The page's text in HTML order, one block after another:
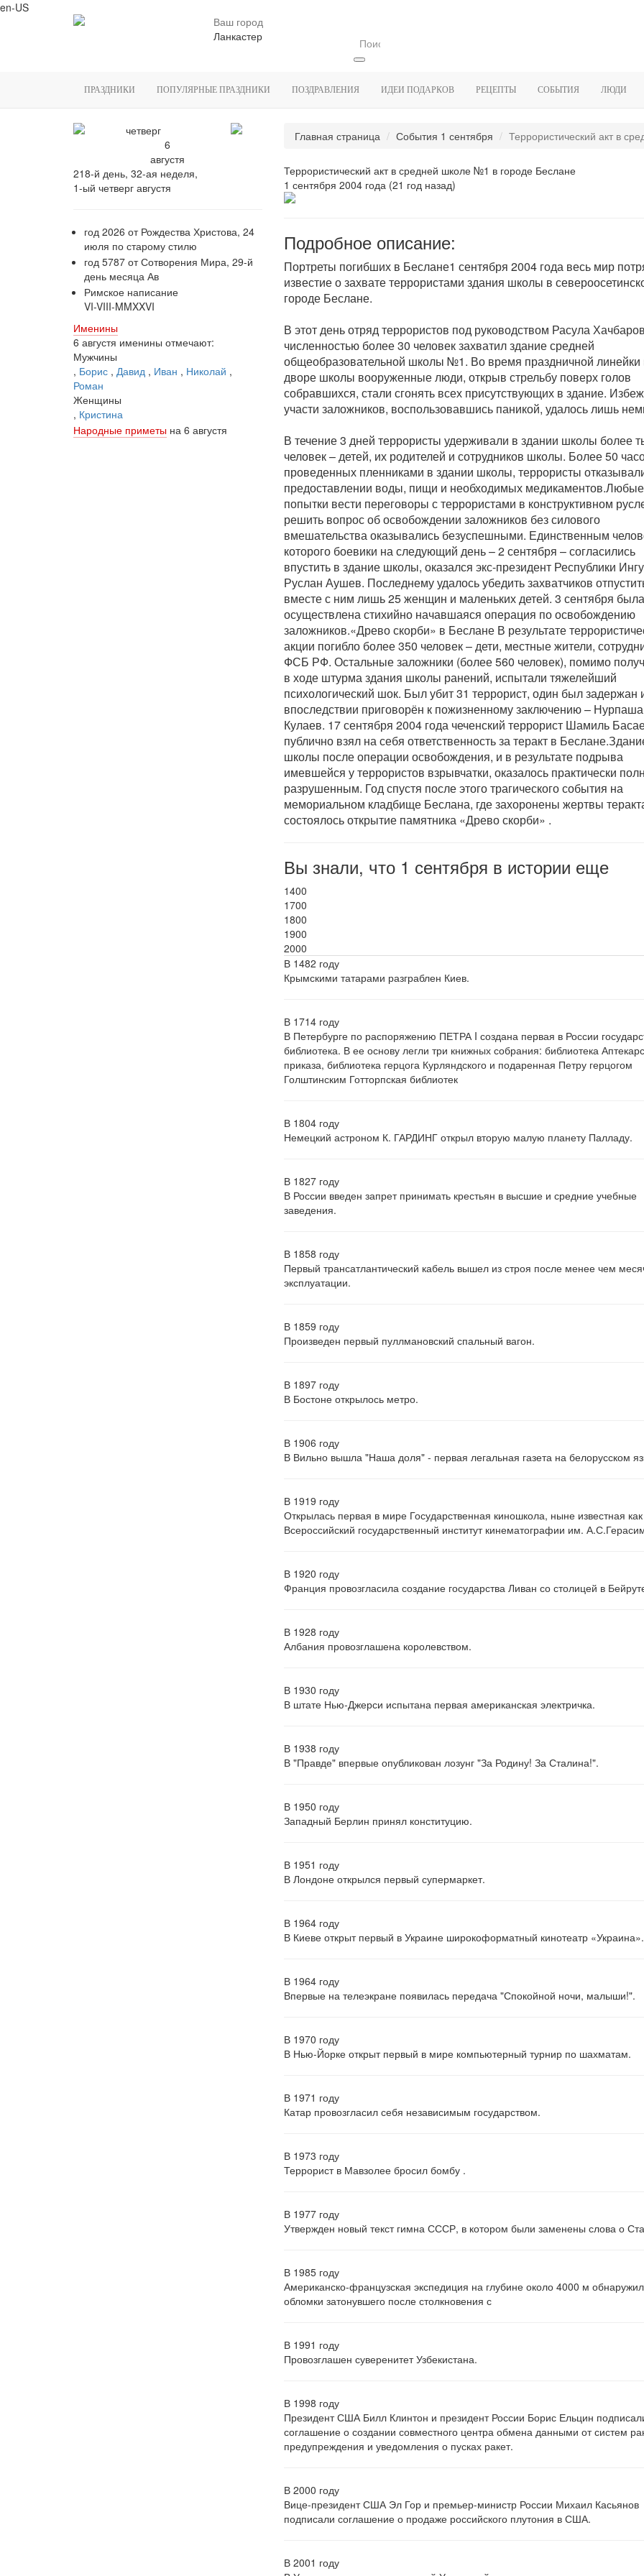
en-US
Ваш город
Ланкастер
ПРАЗДНИКИ ПОПУЛЯРНЫЕ ПРАЗДНИКИ ПОЗДРАВЛЕНИЯ ИДЕИ ПОДАРКОВ РЕЦЕПТЫ СОБЫТИЯ ЛЮДИ
четверг
6
августя
218-й день, 32-ая неделя,
1-ый четверг августя
год 2026 от Рождества Христова, 24
июля по старому стилю
год 5787 от Сотворения Мира, 29-й
день месяца Ав
Римское написание
VI-VIII-MMXXVI
Именины
6 августя именины отмечают:
Мужчины
, Борис , Давид , Иван , Николай ,
Роман
Женщины
, Кристина
Народные приметы на 6 августя
Главная страница События 1 сентября Террористический акт в
Террористический акт в средней школе №1 в городе Беслане
1 сентября 2004 года (21 год назад)
Подробное описание:
Портреты погибших в Беслане1 сентября 2004 года весь мир
известие о захвате террористами здания школы в
городе Беслане.
В этот день отряд террористов под руководством Расула
численностью более 30 человек захватил здание средней
общеобразовательной школы №1. Во время праздничной линейки
дворе школы вооруженные люди, открыв стрельбу поверх голов
собравшихся, стали сгонять всех присутствующих в здание.
участи заложников, воспользовавшись паникой, удалось лишь
В течение 3 дней террористы удерживали в здании школы более
человек – детей, их родителей и сотрудников школы. Более 50
проведенных пленниками в здании школы, террористы
предоставлении воды, пищи и необходимых медикаментов.Любые
попытки вести переговоры с террористами в конструктивном
решить вопрос об освобождении заложников без силового
вмешательства оказывались безуспешными. Единственным
которого боевики на следующий день – 2 сентября – согласились
впустить в здание школы, оказался экс-президент Республики
Руслан Аушев. Последнему удалось убедить захватчиков
вместе с ним лишь 25 женщин и маленьких детей. 3 сентября была
осуществлена стихийно начавшаяся операция по освобождению
заложников.«Древо скорби» в Беслане В результате
акции погибло более 350 человек – дети, местные жители,
ФСБ РФ. Остальные заложники (более 560 человек), помимо
в ходе штурма здания школы ранений, испытали тяжелейший
психологический шок. Был убит 31 террорист, один был задержан
впоследствии приговорён к пожизненному заключению – Нурпаша
Кулаев. 17 сентября 2004 года чеченский террорист Шамиль
публично взял на себя ответственность за теракт в
школы после операции освобождения, и в результате подрыва
имевшейся у террористов взрывчатки, оказалось практически
разрушенным. Год спустя после этого трагического события на
мемориальном кладбище Беслана, где захоронены жертвы
состоялось открытие памятника «Древо скорби» .
Вы знали, что 1 сентября в истории еще
1400
1700
1800
1900
2000
В 1482 году
Крымскими татарами разграблен Киев.
В 1714 году
В Петербурге по распоряжению ПЕТРА I создана первая в России
библиотека. В ее основу легли три книжных собрания: библиотека
приказа, библиотека герцога Курляндского и подаренная Петру герцогом
Голштинским Готторпская библиотек
В 1804 году
Немецкий астроном К. ГАРДИНГ открыл вторую малую планету Палладу.
В 1827 году
В России введен запрет принимать крестьян в высшие и средние учебные
заведения.
В 1858 году
Первый трансатлантический кабель вышел из строя после менее чем
эксплуатации.
В 1859 году
Произведен первый пуллмановский спальный вагон.
В 1897 году
В Бостоне открылось метро.
В 1906 году
В Вильно вышла "Наша доля" - первая легальная газета на белорусском
В 1919 году
Открылась первая в мире Государственная киношкола, ныне известная как
Всероссийский государственный институт кинематографии им.
В 1920 году
Франция провозгласила создание государства Ливан со столицей в
В 1928 году
Албания провозглашена королевством.
В 1930 году
В штате Нью-Джерси испытана первая американская электричка.
В 1938 году
В "Правде" впервые опубликован лозунг "За Родину! За Сталина!".
В 1950 году
Западный Берлин принял конституцию.
В 1951 году
В Лондоне открылся первый супермаркет.
В 1964 году
В Киеве открыт первый в Украине широкоформатный кинотеатр «Украина».
В 1964 году
Впервые на телеэкране появилась передача "Спокойной ночи, малыши!".
В 1970 году
В Нью-Йорке открыт первый в мире компьютерный турнир по шахматам.
В 1971 году
Катар провозгласил себя независимым государством.
В 1973 году
Террорист в Мавзолее бросил бомбу .
В 1977 году
Утвержден новый текст гимна СССР, в котором были заменены слова о
В 1985 году
Американско-французская экспедиция на глубине около 4000 м
обломки затонувшего после столкновения с
В 1991 году
Провозглашен суверенитет Узбекистана.
В 1998 году
Президент США Билл Клинтон и президент России Борис Ельцин
соглашение о создании совместного центра обмена данными от систем
предупреждения и уведомления о пусках ракет.
В 2000 году
Вице-президент США Эл Гор и премьер-министр России Михаил Касьянов
подписали соглашение о продаже российского плутония в США.
В 2001 году